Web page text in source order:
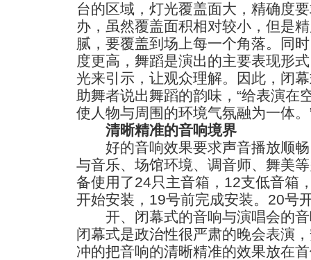
台的区域，灯光覆盖面大，精确度
办，虽然覆盖面积相对较小，但是
腻，要覆盖到场上每一个角落。同
度更高，舞蹈是演出的主要表现形
光来引示，让观众理解。因此，闭
助舞者说出舞蹈的韵味，“给表演在
使人物与周围的环境气氛融为一体。
清晰精准的音响境界
好的音响效果要求声音播放顺畅
与音乐、场馆环境、调音师、舞美
备使用了24只主音箱，12支低音箱
开始安装，19号前完成安装。20号
开、闭幕式的音响与演唱会的音
闭幕式是政治性很严肃的晚会表演
冲的把音响的清晰精准的效果放在